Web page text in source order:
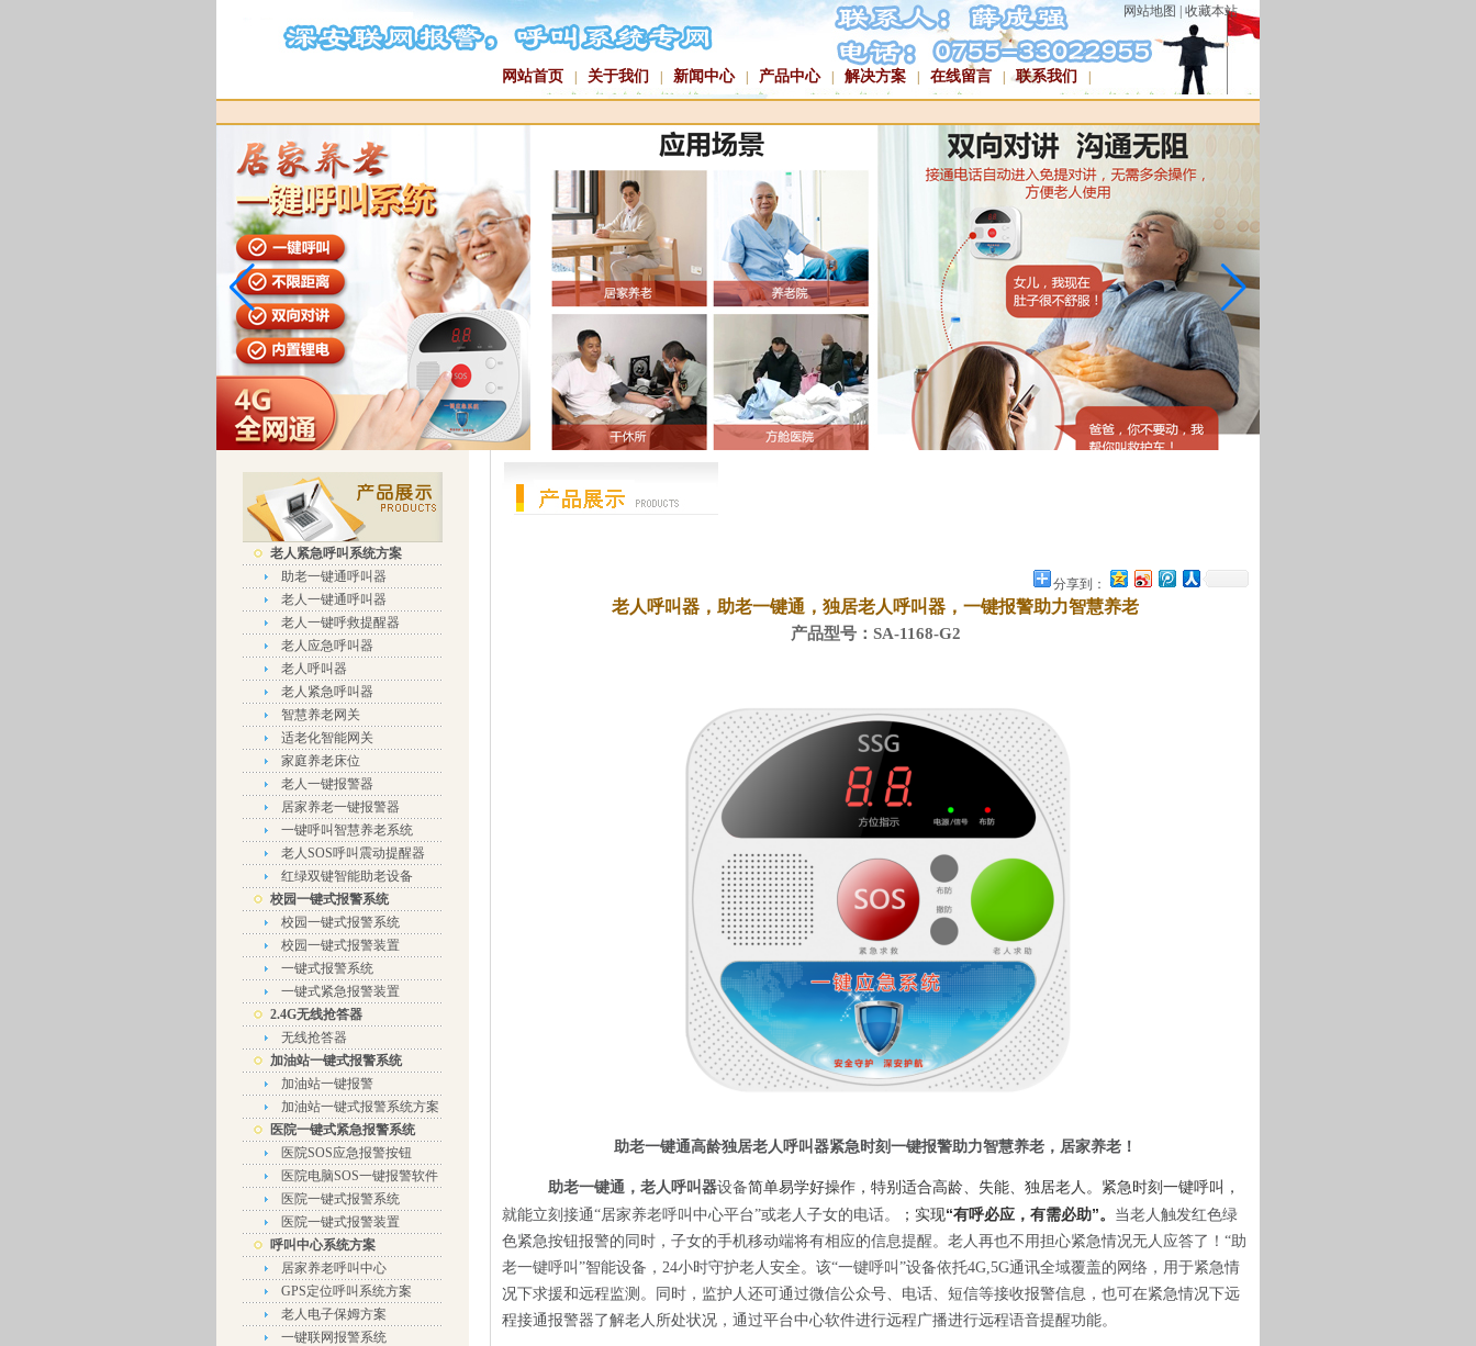
网站地图 收藏本站
网站首页 关于我们 新闻中心 产品中心 解决方案 在线留言 联系我们
老人紧急呼叫系统方案
助老一键通呼叫器
老人一键通呼叫器
老人一键呼救提醒器
老人应急呼叫器
老人呼叫器
老人紧急呼叫器
智慧养老网关
适老化智能网关
家庭养老床位
老人一键报警器
居家养老一键报警器
一键呼叫智慧养老系统
老人SOS呼叫震动提醒器
红绿双键智能助老设备
校园一键式报警系统
校园一键式报警系统
校园一键式报警装置
一键式报警系统
一键式紧急报警装置
2.4G无线抢答器
无线抢答器
加油站一键式报警系统
加油站一键报警
加油站一键式报警系统方案
医院一键式紧急报警系统
医院SOS应急报警按钮
医院电脑SOS一键报警软件
医院一键式报警系统
医院一键式报警装置
呼叫中心系统方案
居家养老呼叫中心
GPS定位呼叫系统方案
老人电子保姆方案
一键联网报警系统
分享到：
老人呼叫器，助老一键通，独居老人呼叫器，一键报警助力智慧养老
产品型号：SA-1168-G2
助老一键通高龄独居老人呼叫 器紧急时刻一键报警助力智慧养老，居家养老！
助老一键通 ，老人呼叫器设备简单易学好操作，特别适合高龄、失能、独居老人 。紧急时刻一键呼叫，
就能立刻接通“居家养老呼叫中心平台”或老人子女的电话。 ；实现“有呼必应，有需必助”。 当老人触发红色绿
色紧急按钮报警的同时，子女的手机移动端将有相应的信息提醒。 老人再也不用担心紧急情况无人应答了！ “助
老一键呼叫 ”智能设备， 24小时守护老人安全。该“一键呼叫”设备依托4G,5G通讯全域覆盖的网络，用于紧急情
况下求援和远程监测。同时，监护人还可通过微信公众号、 电话、 短信等接收报警信息，也可在紧急情况下远
程接通报警器了解老人所处状况，通过平台中心软件进行远程广播进行远程语音提醒功能。